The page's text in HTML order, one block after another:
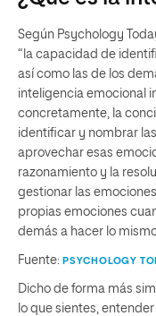
Según Psychology
“la capacidad de
así como las de los
inteligencia emocional
concretamente, la
identificar y nombrar
aprovechar esas
razonamiento y la
gestionar las
propias emociones
demás a hacer lo
Fuente: PSYCHOLOGY
Dicho de forma más
lo que sientes,